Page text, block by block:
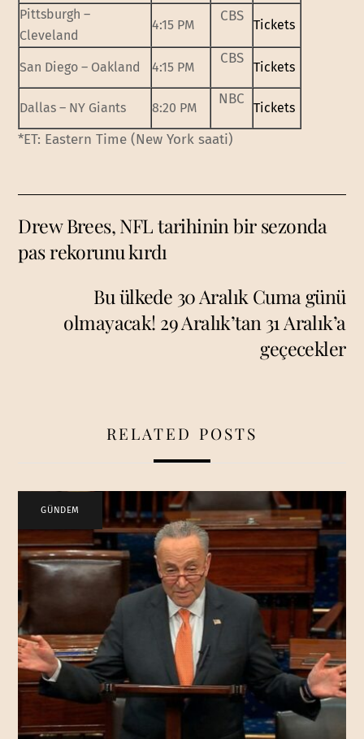
Pittsburgh –
Cleveland
4:15 PM
CBS
Tickets
San Diego – Oakland 4:15 PM
CBS
Tickets
Dallas – NY Giants 8:20 PM
NBC
Tickets
*ET: Eastern Time (New York saati)
Drew Brees, NFL tarihinin bir sezonda
pas rekorunu kırdı
Bu ülkede 30 Aralık Cuma günü
olmayacak! 29 Aralık’tan 31 Aralık’a
geçecekler
RELATED POSTS
GÜNDEM